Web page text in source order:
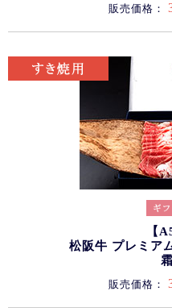
販売価格：
【
松阪牛 プレミア
販売価格：